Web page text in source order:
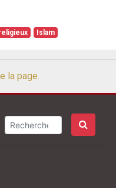
Islam
la page.